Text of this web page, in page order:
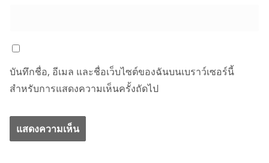
บันทึกชื่อ, อีเมล และชื่อเว็บไซต์ของฉันบนเบราว์เซอร์นี้
สำหรับการแสดงความเห็นครั้งถัดไป